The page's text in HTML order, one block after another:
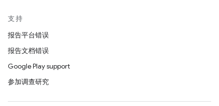
支持
报告平台错误
报告文档错误
Google Play support
参加调查研究